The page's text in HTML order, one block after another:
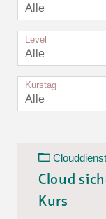
Alle
Level
Alle
Kurstag
Alle
Cloud
Kurs